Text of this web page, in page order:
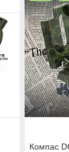
Компас